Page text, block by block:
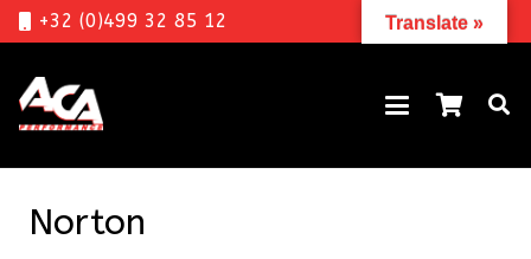
+32 (0)499 32 85 12
Norton
Translate »